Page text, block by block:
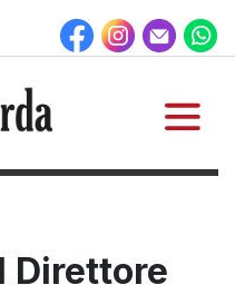
Direttore